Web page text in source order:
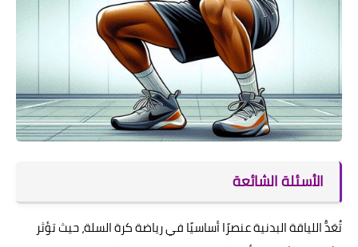
الأسئلة الشائعة
تُعَدُّ اللياقة البدنية عنصرًا أساسيًا في رياضة كرة السلة، حيث تؤثر